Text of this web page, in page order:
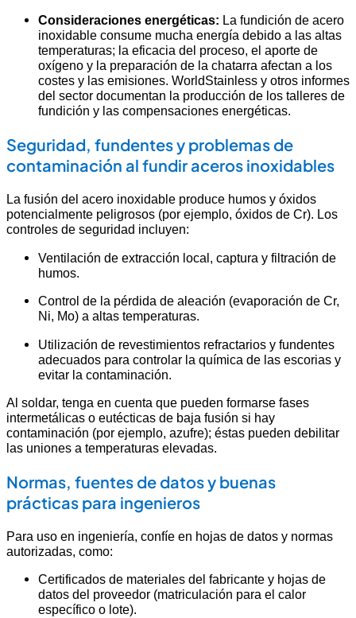
Consideraciones energéticas: La fundición de acero
inoxidable consume mucha energía debido a las altas
temperaturas; la eficacia del proceso, el aporte de
oxígeno y la preparación de la chatarra afectan a los
costes y las emisiones. WorldStainless y otros informes
del sector documentan la producción de los talleres de
fundición y las compensaciones energéticas.
Seguridad, fundentes y problemas de
contaminación al fundir aceros inoxidables
La fusión del acero inoxidable produce humos y óxidos
potencialmente peligrosos (por ejemplo, óxidos de Cr). Los
controles de seguridad incluyen:
Ventilación de extracción local, captura y filtración de
humos.
Control de la pérdida de aleación (evaporación de Cr,
Ni, Mo) a altas temperaturas.
Utilización de revestimientos refractarios y fundentes
adecuados para controlar la química de las escorias y
evitar la contaminación.
Al soldar, tenga en cuenta que pueden formarse fases
intermetálicas o eutécticas de baja fusión si hay
contaminación (por ejemplo, azufre); éstas pueden debilitar
las uniones a temperaturas elevadas.
Normas, fuentes de datos y buenas
prácticas para ingenieros
Para uso en ingeniería, confíe en hojas de datos y normas
autorizadas, como:
Certificados de materiales del fabricante y hojas de
datos del proveedor (matriculación para el calor
específico o lote).